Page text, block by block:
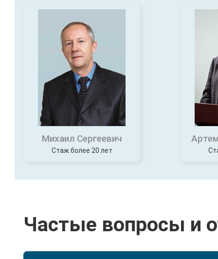
Михаил Сергеевич
Стаж более 20 лет
Частые вопросы и